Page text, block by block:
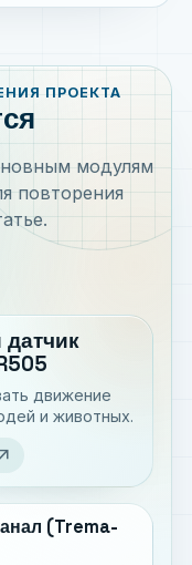
ПРОЕКТА
модулям
повторения
движение
и животных.
arrow_outward
(Trema-